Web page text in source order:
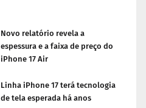
Novo relatório revela a
espessura e a faixa de preço do
iPhone 17 Air
Linha iPhone 17 terá tecnologia
de tela esperada há anos